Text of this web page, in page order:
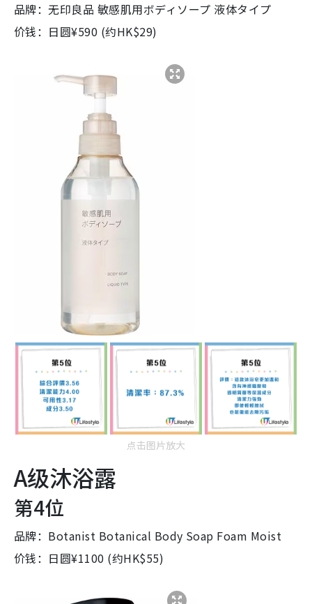
品牌：无印良品 敏感肌用ボディソープ 液体タイプ
价钱：日圆¥590 (约HK$29)
点击图片放大
A级沐浴露
第4位
品牌：Botanist Botanical Body Soap Foam Moist
价钱：日圆¥1100 (约HK$55)